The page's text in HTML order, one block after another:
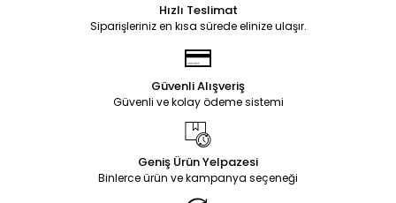
Hızlı Teslimat
Siparişleriniz en kısa sürede elinize ulaşır.
Güvenli Alışveriş
Güvenli ve kolay ödeme sistemi
Geniş Ürün Yelpazesi
Binlerce ürün ve kampanya seçeneği